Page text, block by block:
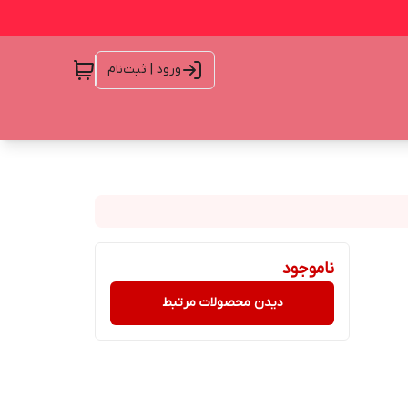
ورود | ثبت‌نام
ناموجود
دیدن محصولات مرتبط